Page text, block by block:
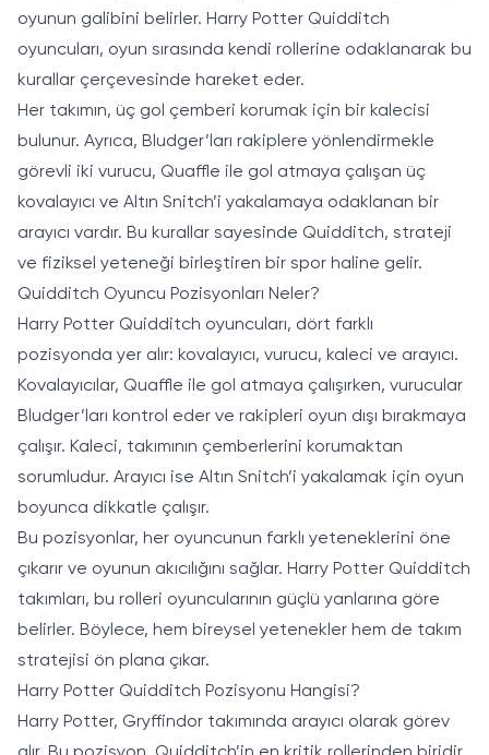
oyunun galibini belirler. Harry Potter Quidditch
oyuncuları, oyun sırasında kendi rollerine odaklanarak bu
kurallar çerçevesinde hareket eder.
Her takımın, üç gol çemberi korumak için bir kalecisi
bulunur. Ayrıca, Bludger’ları rakiplere yönlendirmekle
görevli iki vurucu, Quaffle ile gol atmaya çalışan üç
kovalayıcı ve Altın Snitch’i yakalamaya odaklanan bir
arayıcı vardır. Bu kurallar sayesinde Quidditch, strateji
ve fiziksel yeteneği birleştiren bir spor haline gelir.
Quidditch Oyuncu Pozisyonları Neler?
Harry Potter Quidditch oyuncuları, dört farklı
pozisyonda yer alır: kovalayıcı, vurucu, kaleci ve arayıcı.
Kovalayıcılar, Quaffle ile gol atmaya çalışırken, vurucular
Bludger’ları kontrol eder ve rakipleri oyun dışı bırakmaya
çalışır. Kaleci, takımının çemberlerini korumaktan
sorumludur. Arayıcı ise Altın Snitch’i yakalamak için oyun
boyunca dikkatle çalışır.
Bu pozisyonlar, her oyuncunun farklı yeteneklerini öne
çıkarır ve oyunun akıcılığını sağlar. Harry Potter Quidditch
takımları, bu rolleri oyuncularının güçlü yanlarına göre
belirler. Böylece, hem bireysel yetenekler hem de takım
stratejisi ön plana çıkar.
Harry Potter Quidditch Pozisyonu Hangisi?
Harry Potter, Gryffindor takımında arayıcı olarak görev